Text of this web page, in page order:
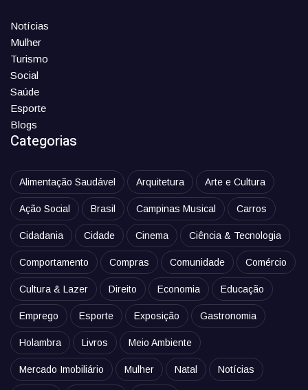
Notícias
Mulher
Turismo
Social
Saúde
Esporte
Blogs
Categorias
Alimentação Saudável Arquitetura Arte e Cultura
Ação Social Brasil Campinas Musical Carros
Cidadania Cidade Cinema Ciência & Tecnologia
Comportamento Compras Comunidade Comércio
Cultura & Lazer Direito Economia Educação
Emprego Esporte Exposição Gastronomia
Holambra Livros Meio Ambiente
Mercado Imobiliário Mulher Natal Notícias